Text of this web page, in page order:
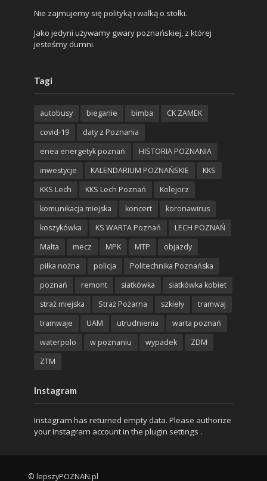
Nie zajmujemy się polityką i walką o stołki.
Jako jedyni używamy gwary poznańskiej, z której
jesteśmy dumni.
Tagi
autobusy bieganie bimba
CK ZAMEK
covid-19
daty z Poznania
enea energetyk poznań
HISTORIA POZNANIA
inwestycje
KALENDARIUM POZNAŃSKIE
KKS
KKS Lech
KKS Lech Poznań
Kolejorz
komunikacja miejska
koncert
koronawirus
koszykówka
KS WARTA Poznań
LECH POZNAŃ
Malta
mecz MPK MTP
objazdy
piłka nożna
policja
Politechnika Poznańska
poznań
remont siatkówka
siatkówka kobiet
straż miejska
Straż Pożarna szkieły
tramwaj
tramwaje
UAM utrudnienia
warta poznań
waterpolo
w poznaniu wypadek
ZDM
ZTM
Instagram
Instagram has returned empty data. Please authorize
your Instagram account in the plugin settings .
© lepszyPOZNAN.pl